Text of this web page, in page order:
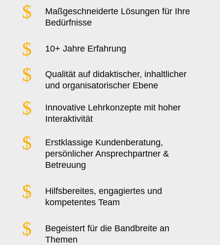
$
Maßgeschneiderte Lösungen für Ihre
Bedürfnisse
$ 10+ Jahre Erfahrung
$
Qualität auf didaktischer, inhaltlicher
und organisatorischer Ebene
$
Innovative Lehrkonzepte mit hoher
Interaktivität
$
Erstklassige Kundenberatung,
persönlicher Ansprechpartner &
Betreuung
$
Hilfsbereites, engagiertes und
kompetentes Team
$
Begeistert für die Bandbreite an
Themen